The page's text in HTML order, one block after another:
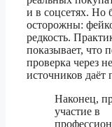
и в соцсетях. Но
осторожны:
редкость.
показывает, что
проверка через
источников даёт
Наконец,
участие в